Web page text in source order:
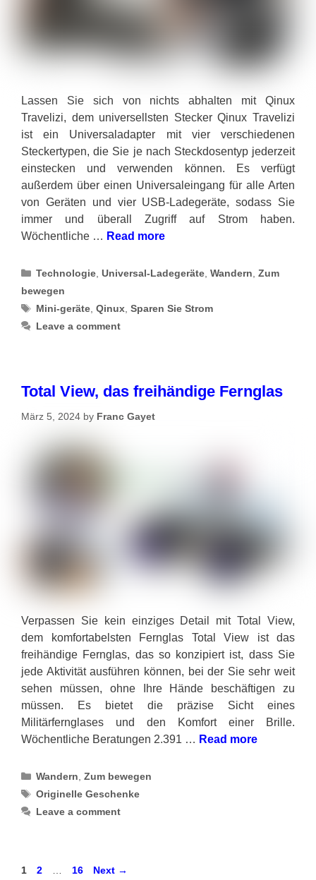
Lassen Sie sich von nichts abhalten mit Qinux
Travelizi, dem universellsten Stecker Qinux Travelizi
ist ein Universaladapter mit vier verschiedenen
Steckertypen, die Sie je nach Steckdosentyp jederzeit
einstecken und verwenden können. Es verfügt
außerdem über einen Universaleingang für alle Arten
von Geräten und vier USB-Ladegeräte, sodass Sie
immer und überall Zugriff auf Strom haben.
Wöchentliche … Read more
Categories
Technologie,Universal-Ladegeräte,Wandern,Zum
bewegen
Tags
Mini-geräte,Qinux,Sparen Sie Strom
Leave a comment
Total View, das freihändige Fernglas
März 5, 2024 by Franc Gayet
Verpassen Sie kein einziges Detail mit Total View,
dem komfortabelsten Fernglas Total View ist das
freihändige Fernglas, das so konzipiert ist, dass Sie
jede Aktivität ausführen können, bei der Sie sehr weit
sehen müssen, ohne Ihre Hände beschäftigen zu
müssen. Es bietet die präzise Sicht eines
Militärfernglases und den Komfort einer Brille.
Wöchentliche Beratungen 2.391 … Read more
Categories
Wandern ,Zum bewegen
Tags
Originelle Geschenke
Leave a comment
Page
1 Page
2 Page
16 Next →